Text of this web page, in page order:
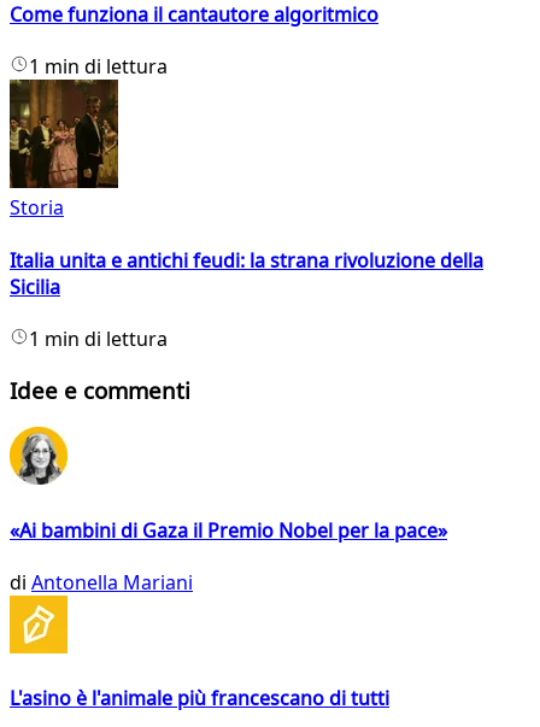
Come funziona il cantautore algoritmico
1 min di lettura
Storia
Italia unita e antichi feudi: la strana rivoluzione della
Sicilia
1 min di lettura
Idee e commenti
«Ai bambini di Gaza il Premio Nobel per la pace»
di Antonella Mariani
L'asino è l'animale più francescano di tutti